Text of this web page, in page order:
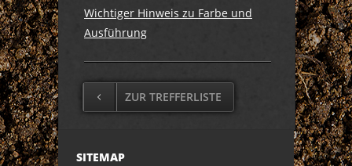
Wichtiger Hinweis zu Farbe und
Ausführung
ZUR TREFFERLISTE
SITEMAP